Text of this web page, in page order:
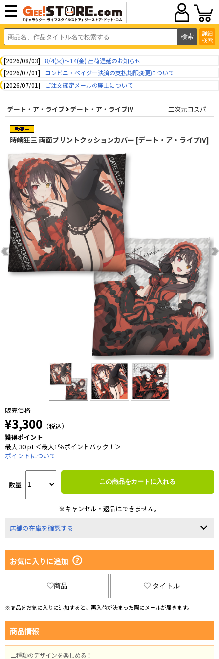
詳細
検索
[2026/08/03]
8/4(火)～14(金) 出荷遅延のお知らせ
[2026/07/01]
コンビニ・ペイジー決済の支払期限変更について
[2026/07/01]
ご注文確定メールの廃止について
デート・ア・ライブ デート・ア・ライブIV 二次元コスパ
時崎狂三 両面プリントクッションカバー [デート・ア・ライブIV]
販売価格
¥3,300 （税込）
獲得ポイント
最大 30 pt ＜最大1％ポイントバック！＞
ポイントについて
数量 この商品をカートに入れる
※キャンセル・返品はできません。
店舗の在庫を確認する
お気に入りに追加
商品 タイトル
※商品をお気に入りに追加すると、再入荷が決まった際にメールが届きます。
商品情報
二種類のデザインを楽しめる！